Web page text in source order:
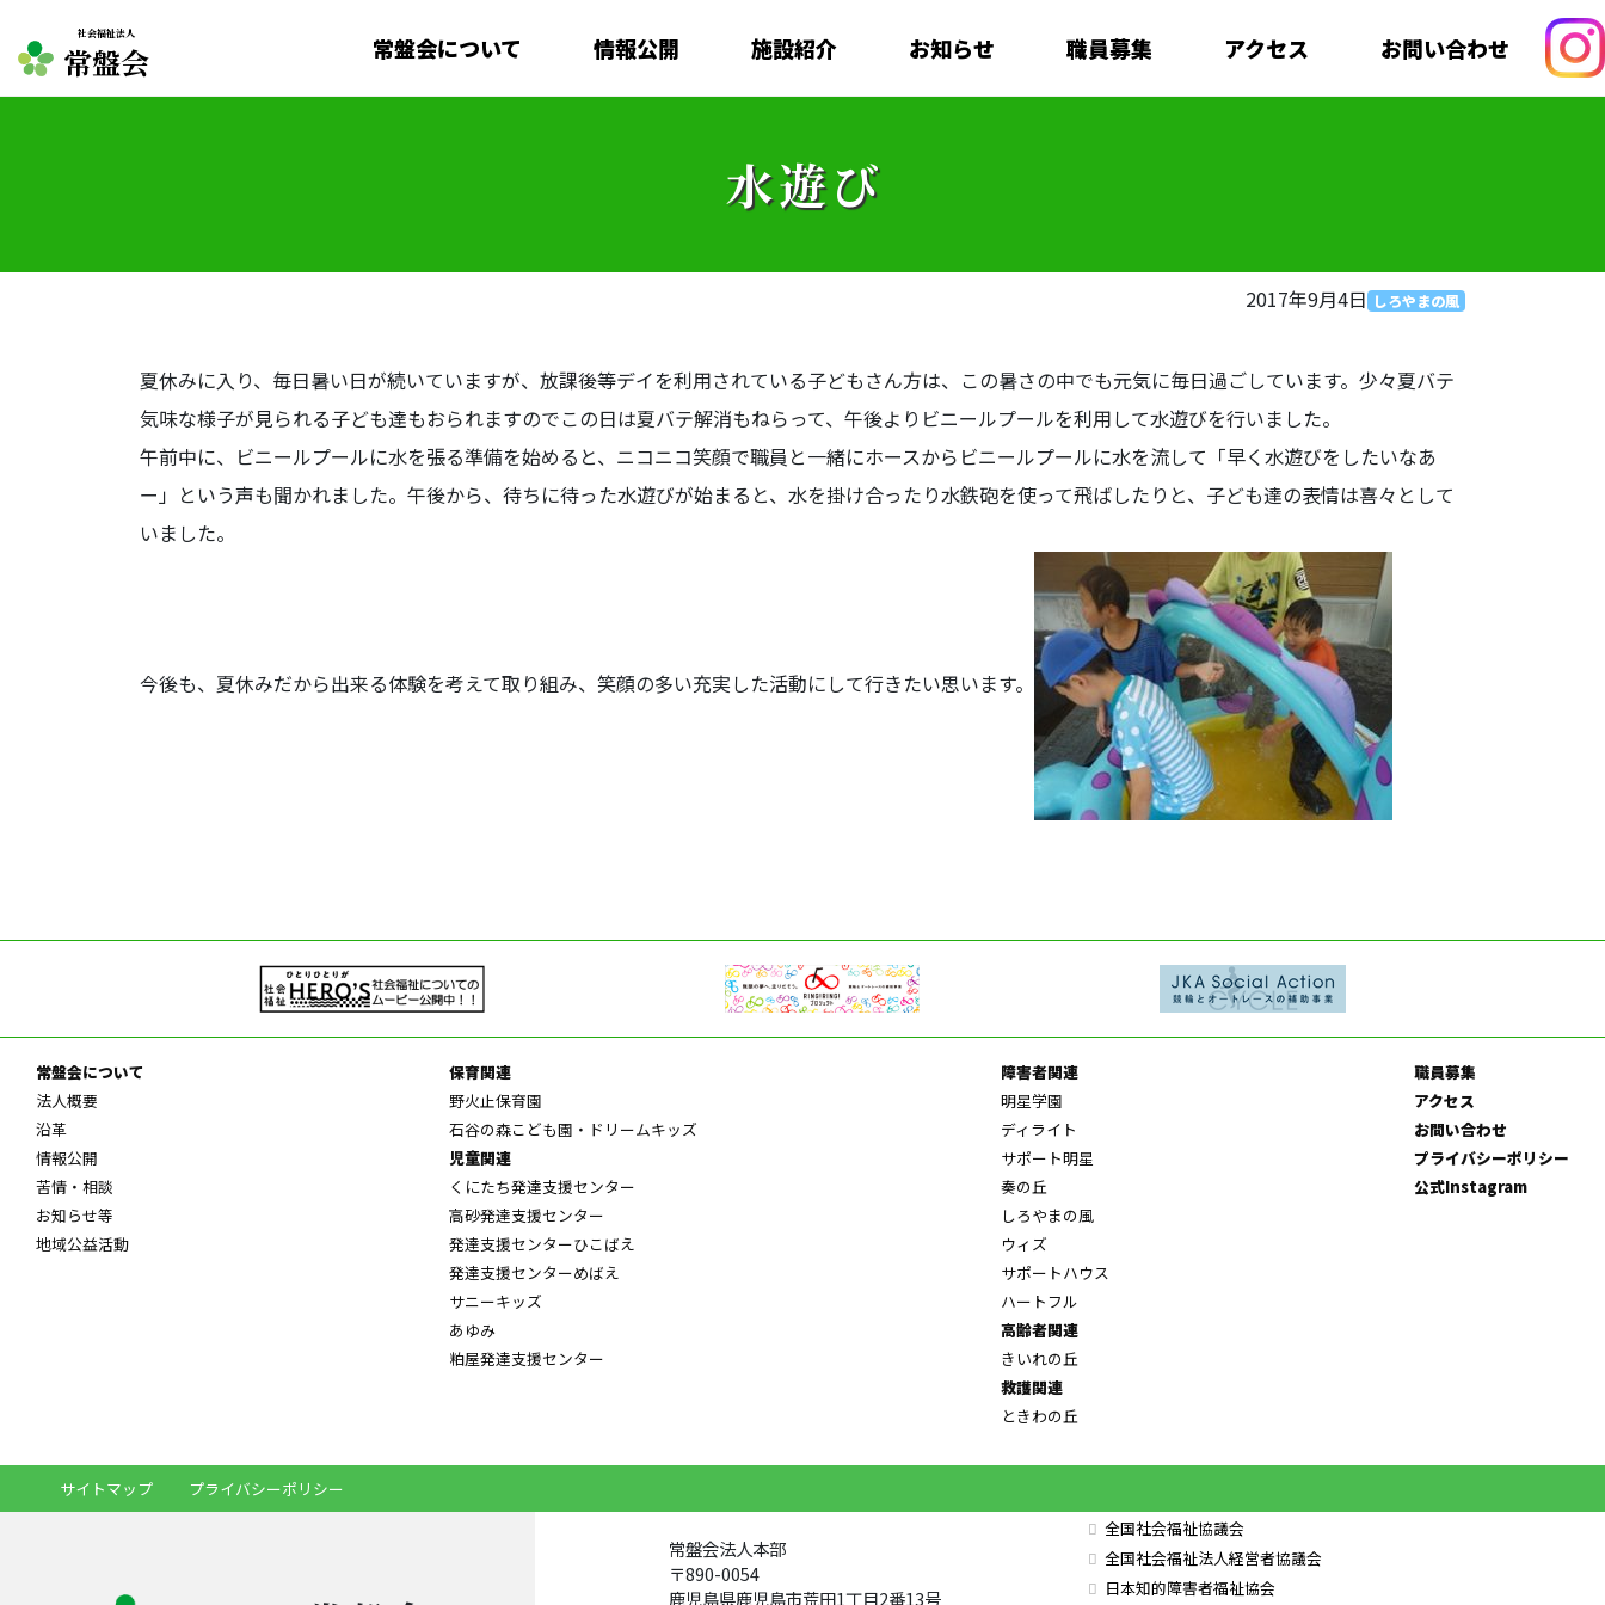
社会福祉法人
常盤会 常盤会について 情報公開 施設紹介 お知らせ 職員募集 アクセス お問い合わせ
水遊び
2017年9月4日 しろやまの風
夏休みに入り、毎日暑い日が続いていますが、放課後等デイを利用されている子どもさん方は、この暑さの中でも元気に毎日過ごしています。少々夏バテ
気味な様子が見られる子ども達もおられますのでこの日は夏バテ解消もねらって、午後よりビニールプールを利用して水遊びを行いました。
午前中に、ビニールプールに水を張る準備を始めると、ニコニコ笑顔で職員と一緒にホースからビニールプールに水を流して「早く水遊びをしたいなあ
ー」という声も聞かれました。午後から、待ちに待った水遊びが始まると、水を掛け合ったり水鉄砲を使って飛ばしたりと、子ども達の表情は喜々として
いました。
今後も、夏休みだから出来る体験を考えて取り組み、笑顔の多い充実した活動にして行きたい思います。
常盤会について
法人概要
沿革
情報公開
苦情・相談
お知らせ等
地域公益活動
保育関連
野火止保育園
石谷の森こども園・ドリームキッズ
児童関連
くにたち発達支援センター
高砂発達支援センター
発達支援センターひこばえ
発達支援センターめばえ
サニーキッズ
あゆみ
粕屋発達支援センター
障害者関連
明星学園
ディライト
サポート明星
奏の丘
しろやまの風
ウィズ
サポートハウス
ハートフル
高齢者関連
きいれの丘
救護関連
ときわの丘
職員募集
アクセス
お問い合わせ
プライバシーポリシー
公式Instagram
サイトマップ プライバシーポリシー
常盤会法人本部
〒890-0054
鹿児島県鹿児島市荒田1丁目2番13号
全国社会福祉協議会
全国社会福祉法人経営者協議会
日本知的障害者福祉協会